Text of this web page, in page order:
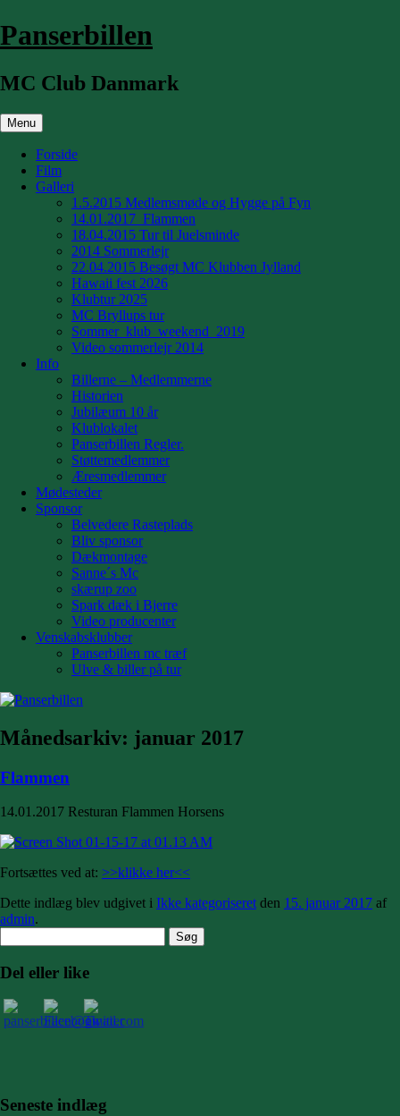
Hop
til
Panserbillen
MC Club Danmark
Menu
Forside
Film
Galleri
1.5.2015 Medlemsmøde og Hygge på Fyn
14.01.2017_Flammen
18.04.2015 Tur til Juelsminde
2014 Sommerlejr
22.04.2015 Besøgt MC Klubben Jylland
Hawaii fest 2026
Klubtur 2025
MC Bryllups tur
Sommer_klub_weekend_2019
Video sommerlejr 2014
Info
Billerne – Medlemmerne
Historien
Jubilæum 10 år
Klublokalet
Panserbillen Regler.
Støttemedlemmer
Æresmedlemmer
Mødesteder
Sponsor
Belvedere Rasteplads
Bliv sponsor
Dækmontage
Sanne´s Mc
skærup zoo
Spark dæk i Bjerre
Video producenter
Venskabsklubber
Panserbillen mc træf
Ulve & biller på tur
Månedsarkiv: januar 2017
Flammen
14.01.2017 Resturan Flammen Horsens
Fortsættes ved at: >>klikke her<<
Dette indlæg blev udgivet i Ikke kategoriseret den 15. januar 2017 af
admin.
efter:
Del eller like
Seneste indlæg